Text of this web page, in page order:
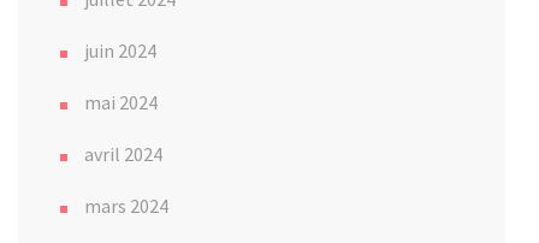
juin 2024
mai 2024
avril 2024
mars 2024